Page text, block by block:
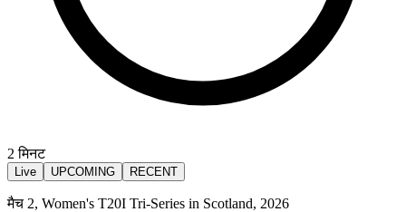
2 मिनट
Live UPCOMING RECENT
मैच 2, Women's T20I Tri-Series in Scotland, 2026